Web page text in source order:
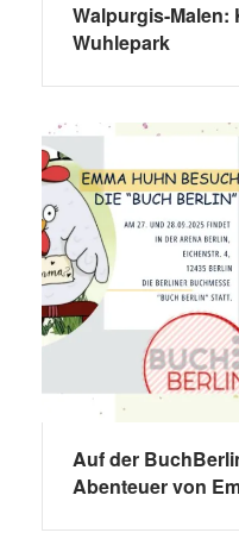
Walpurgis-Malen:
Wuhlepark
Auf der
Abenteuer von